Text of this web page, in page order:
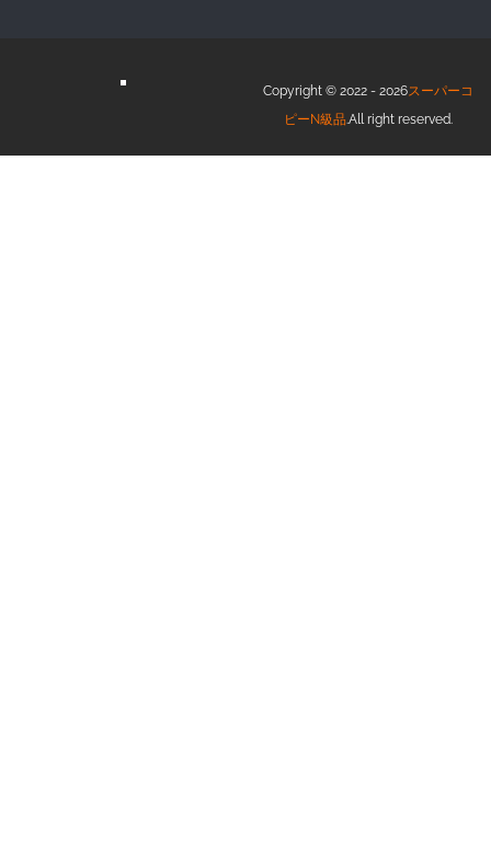
Copyright © 2022 - 2026スーパーコ
ピーN級品.All right reserved.